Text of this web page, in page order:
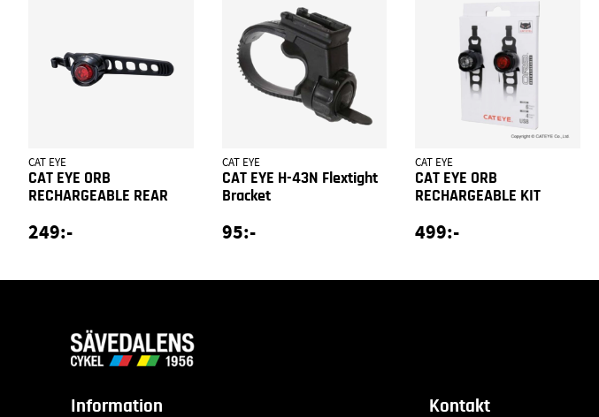
CAT EYE
CAT EYE ORB
RECHARGEABLE REAR
249:-
CAT EYE
CAT EYE H-43N Flextight
Bracket
95:-
CAT EYE
CAT EYE ORB
RECHARGEABLE KIT
499:-
Information Kontakt